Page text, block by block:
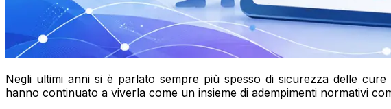
Negli ultimi anni si è parlato sempre più spesso di sicurezza delle
hanno continuato a viverla come un insieme di adempimenti normativi